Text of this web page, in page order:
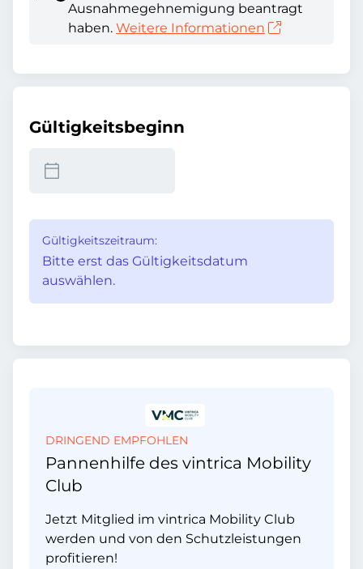
Ausnahmegehnemigung beantragt
haben. Weitere Informationen
Gültigkeitsbeginn
Gültigkeitszeitraum:
Bitte erst das Gültigkeitsdatum
auswählen.
DRINGEND EMPFOHLEN
Pannenhilfe des vintrica Mobility
Club
Jetzt Mitglied im vintrica Mobility Club
werden und von den Schutzleistungen
profitieren!